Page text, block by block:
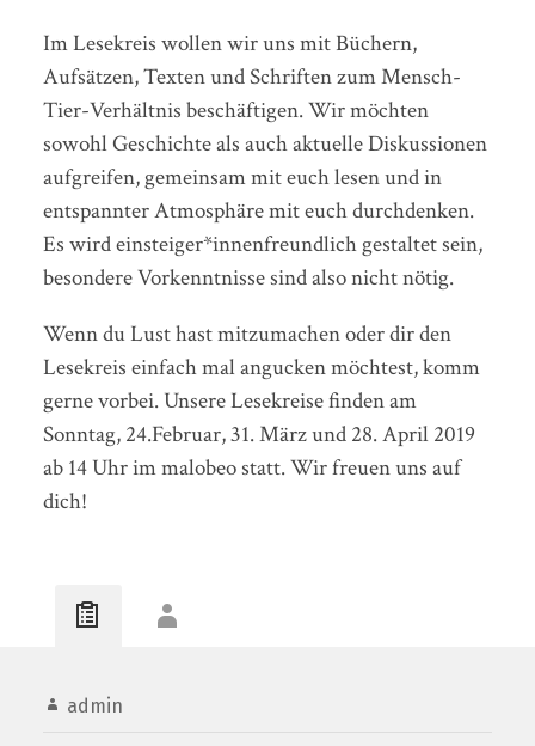
Im Lesekreis wollen wir uns mit Büchern,
Aufsätzen, Texten und Schriften zum Mensch-
Tier-Verhältnis beschäftigen. Wir möchten
sowohl Geschichte als auch aktuelle Diskussionen
aufgreifen, gemeinsam mit euch lesen und in
entspannter Atmosphäre mit euch durchdenken.
Es wird einsteiger*innenfreundlich gestaltet sein,
besondere Vorkenntnisse sind also nicht nötig.
Wenn du Lust hast mitzumachen oder dir den
Lesekreis einfach mal angucken möchtest, komm
gerne vorbei. Unsere Lesekreise finden am
Sonntag, 24.Februar, 31. März und 28. April 2019
ab 14 Uhr im malobeo statt. Wir freuen uns auf
dich!
admin